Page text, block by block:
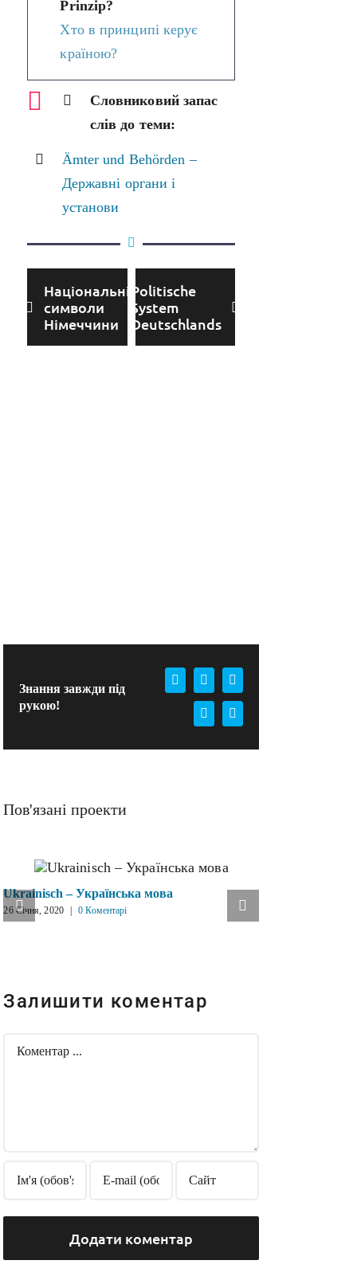
Prinzip?
Хто в принципі керує
країною?
Словниковий запас
слів до теми:
Ämter und Behörden –
Державні органи і
установи
Національні
символи
Німеччини
Politische
System
Deutschlands
Знання завжди під
рукою!
Facebook
X WhatsApp
Pinterest
E-
Пов'язані проекти
Ukrainisch – Українська мова
26 Січня, 2020 0 Коментарі
Залишити коментар
Comment